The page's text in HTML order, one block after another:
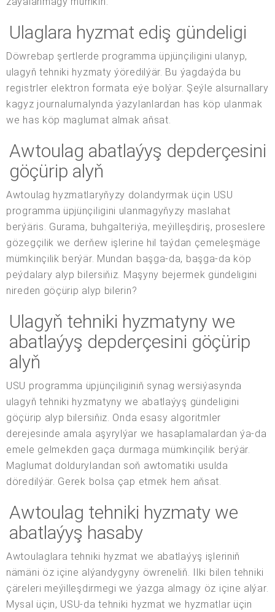
Ulaglara hyzmat ediş gündeligi
Döwrebap şertlerde programma üpjünçiligini ulanyp,
ulagyň tehniki hyzmaty ýöredilýär. Bu ýagdaýda bu
registrler elektron formata eýe bolýar. Şeýle alsurnallary
kagyz journalurnalynda ýazylanlardan has köp ulanmak
we has köp maglumat almak aňsat.
Awtoulag abatlaýyş depderçesini
göçürip alyň
Awtoulag hyzmatlaryňyzy dolandyrmak üçin USU
programma üpjünçiligini ulanmagyňyzy maslahat
berýäris. Gurama, buhgalteriýa, meýilleşdiriş, proseslere
gözegçilik we derňew işlerine hil taýdan çemeleşmäge
mümkinçilik berýär. Mundan başga-da, başga-da köp
peýdalary alyp bilersiňiz. Maşyny bejermek gündeligini
nireden göçürip alyp bilerin?
Ulagyň tehniki hyzmatyny we
abatlaýyş depderçesini göçürip
alyň
USU programma üpjünçiliginiň synag wersiýasynda
ulagyň tehniki hyzmatyny we abatlaýyş gündeligini
göçürip alyp bilersiňiz. Onda esasy algoritmler
derejesinde amala aşyrylýar we hasaplamalardan ýa-da
emele gelmekden gaça durmaga mümkinçilik berýär.
Maglumat doldurylandan soň awtomatiki usulda
döredilýär. Gerek bolsa çap etmek hem aňsat.
Awtoulag tehniki hyzmaty we
abatlaýyş hasaby
Awtoulaglara tehniki hyzmat we abatlaýyş işleriniň
nämäni öz içine alýandygyny öwreneliň. Ilki bilen tehniki
çäreleri meýilleşdirmegi we ýazga almagy öz içine alýar.
Mysal üçin, USU-da tehniki hyzmat we hyzmatlar üçin